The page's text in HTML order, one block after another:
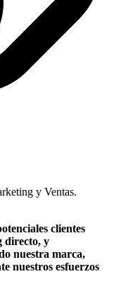
y Ventas.
clientes
directo, y
nuestra marca,
nuestros esfuerzos